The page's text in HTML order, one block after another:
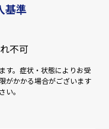
基準
不可
す。症状・状態によりお受
がかかる場合がございます
。